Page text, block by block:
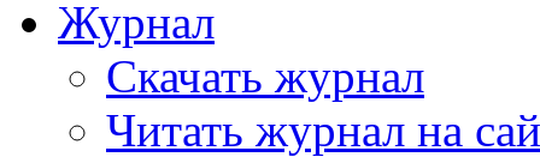
Журнал
Скачать журнал
Читать журнал на